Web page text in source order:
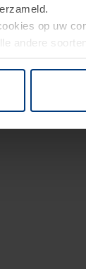
op uw
andere
op pagina